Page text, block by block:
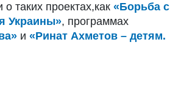
таких проектах,как «Борьба с
Украины», программах
и «Ринат Ахметов – детям.